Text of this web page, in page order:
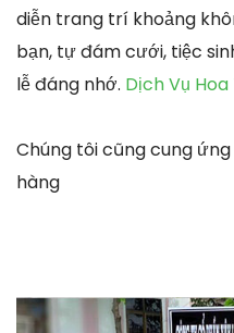
diễn trang trí khoảng
bạn, tự đám cưới, tiệc
lễ đáng nhớ. Dịch Vụ
Chúng tôi cũng cung
hàng